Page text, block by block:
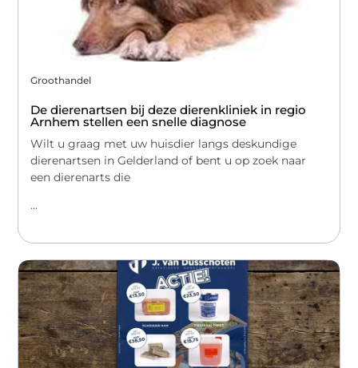
Groothandel
De dierenartsen bij deze dierenkliniek in regio
Arnhem stellen een snelle diagnose
Wilt u graag met uw huisdier langs deskundige
dierenartsen in Gelderland of bent u op zoek naar
een dierenarts die
...